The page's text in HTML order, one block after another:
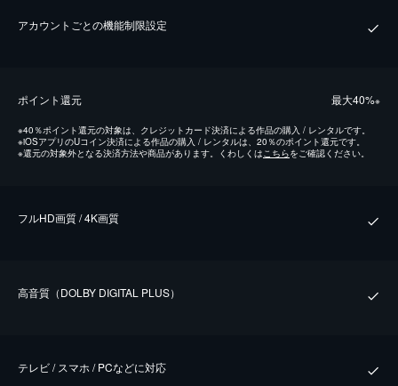
アカウントごとの機能制限設定
ポイント還元 最⼤40%※
※40％ポイント還元の対象は、クレジットカード決済による作品の購入 / レンタルです。
※iOSアプリのUコイン決済による作品の購入 / レンタルは、20％のポイント還元です。
※還元の対象外となる決済方法や商品があります。くわしくは こちらをご確認ください。
フルHD画質 / 4K画質
⾼⾳質（DOLBY DIGITAL PLUS）
テレビ / スマホ / PCなどに対応